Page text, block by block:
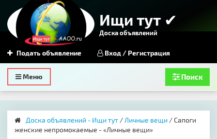
Ищи тут ✔
Доска объявлений
Подать объявление Вход / Регистрация
Toggle
navigation
Меню Поиск
Доска объявлений - Ищи тут /Личные вещи / Сапоги
женские непромокаемые - «Личные вещи»